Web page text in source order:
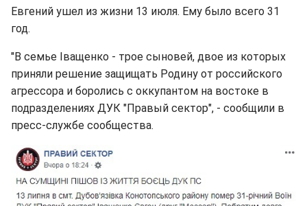
Евгений ушел из жизни 13 июля. Ему было всего 31
год.
"В семье Іващенко - трое сыновей, двое из которых
приняли решение защищать Родину от российского
агрессора и боролись с оккупантом на востоке в
подразделениях ДУК "Правый сектор", - сообщили в
пресс-службе сообщества.